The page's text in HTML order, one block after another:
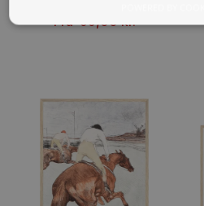
Fra99,00kr.